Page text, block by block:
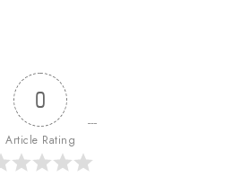
0
Article Rating